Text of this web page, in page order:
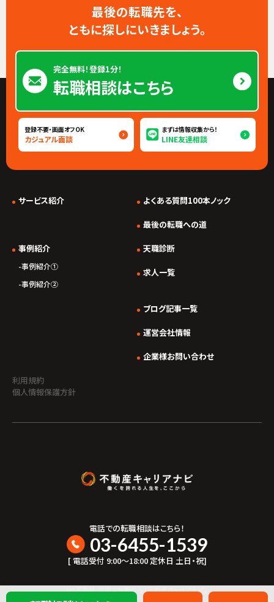
最後の転職先を、
ともに探しにいきましょう。
完全無料！登録1分！
転職相談はこちら
登録不要・画面オフOK
カジュアル面談
まずは情報収集から！
LINE友達相談
サービス紹介
事例紹介
事例紹介①
事例紹介②
よくある質問100本ノック
最後の転職への道
天職診断
求人一覧
ブログ記事一覧
運営会社情報
企業様お問い合わせ
利用規約
個人情報保護方針
電話での転職相談はこちら！
03-6455-1539
[ 電話受付 9:00〜18:00 定休日 土日・祝]
(c)不動産/宅建で転職なら「不動産キャリアナビ」